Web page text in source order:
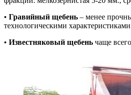
• Гравийный щебень – менее
технологическими
• Известняковый щебень чаще